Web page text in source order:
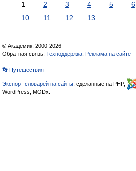
1 2 3 4 5 6
10
11 12 13
© Академик, 2000-2026
Обратная связь: Техподдержка Реклама на сайте
👣 Путешествия
Экспорт словарей на сайты , сделанные на PHP,
WordPress, MODx.